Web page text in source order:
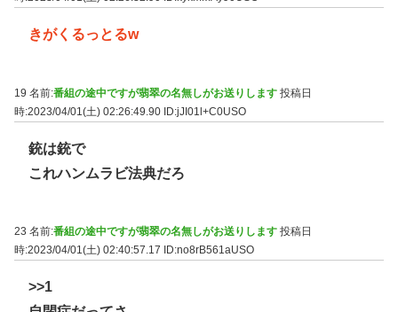
きがくるっとるw
19 名前:番組の途中ですが翡翠の名無しがお送りします 投稿日
時:2023/04/01(土) 02:26:49.90 ID:jJI01l+C0USO
銃は銃で
これハンムラビ法典だろ
23 名前:番組の途中ですが翡翠の名無しがお送りします 投稿日
時:2023/04/01(土) 02:40:57.17
ID:no8rB561aUSO
>>1